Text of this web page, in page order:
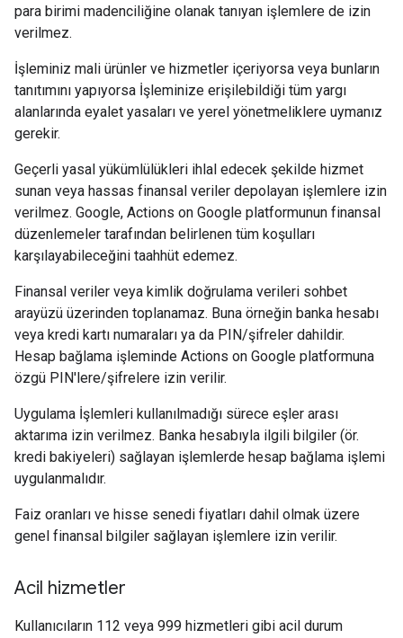
para birimi madenciliğine olanak tanıyan işlemlere de izin
verilmez.
İşleminiz mali ürünler ve hizmetler içeriyorsa veya bunların
tanıtımını yapıyorsa İşleminize erişilebildiği tüm yargı
alanlarında eyalet yasaları ve yerel yönetmeliklere uymanız
gerekir.
Geçerli yasal yükümlülükleri ihlal edecek şekilde hizmet
sunan veya hassas finansal veriler depolayan işlemlere izin
verilmez. Google, Actions on Google platformunun finansal
düzenlemeler tarafından belirlenen tüm koşulları
karşılayabileceğini taahhüt edemez.
Finansal veriler veya kimlik doğrulama verileri sohbet
arayüzü üzerinden toplanamaz. Buna örneğin banka hesabı
veya kredi kartı numaraları ya da PIN/şifreler dahildir.
Hesap bağlama işleminde Actions on Google platformuna
özgü PIN'lere/şifrelere izin verilir.
Uygulama İşlemleri kullanılmadığı sürece eşler arası
aktarıma izin verilmez. Banka hesabıyla ilgili bilgiler (ör.
kredi bakiyeleri) sağlayan işlemlerde hesap bağlama işlemi
uygulanmalıdır.
Faiz oranları ve hisse senedi fiyatları dahil olmak üzere
genel finansal bilgiler sağlayan işlemlere izin verilir.
Acil hizmetler
Kullanıcıların 112 veya 999 hizmetleri gibi acil durum